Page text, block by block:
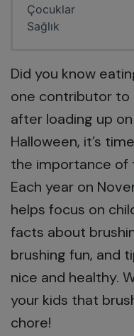
Did you know
one contributor to
after loading up
Halloween, it’s
the importance of
Each year on
helps focus on
facts about
brushing fun, and
nice and healthy.
your kids that
chore!
Çocuklar
Sağlık